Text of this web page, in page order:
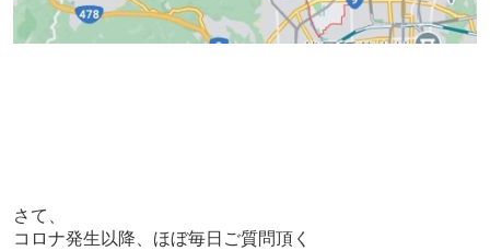
さて、
コロナ発生以降、ほぼ毎日ご質問頂く